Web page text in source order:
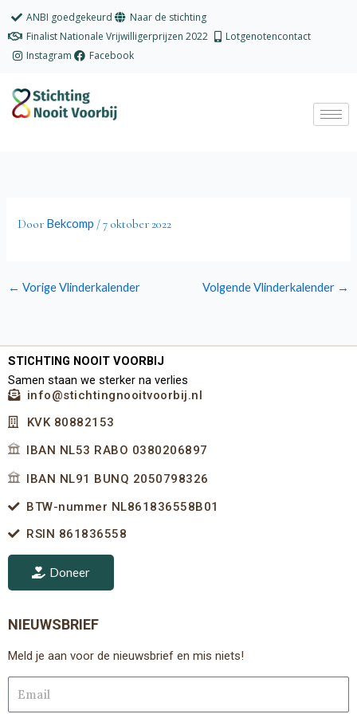
ANBI goedgekeurd
Naar de stichting
Finalist Nationale Vrijwilligerprijzen 2022
Lotgenotencontact
Instagram
Facebook
Door Bekcomp /7 oktober 2022
← Vorige Vlinderkalender Volgende Vlinderkalender →
STICHTING NOOIT VOORBIJ
Samen staan we sterker na verlies
info@stichtingnooitvoorbij.nl
KVK 80882153
IBAN NL53 RABO 0380206897
IBAN NL91 BUNQ 2050798326
BTW-nummer NL861836558B01
RSIN 861836558
Doneer
NIEUWSBRIEF
Meld je aan voor de nieuwsbrief en mis niets!